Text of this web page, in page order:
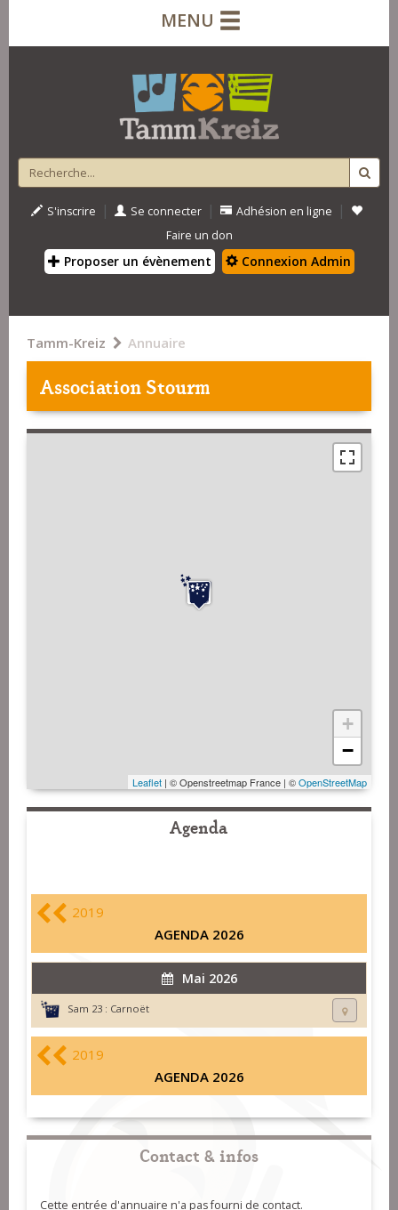
MENU
S'inscrire | Se connecter | Adhésion en ligne |
Faire un don
Proposer un évènement Connexion Admin
Tamm-Kreiz Annuaire
Association Stourm
+
−
Leaflet | © Openstreetmap France | ©OpenStreetMap
Agenda
2019
AGENDA 2026
Mai 2026
Sam 23 : Carnoët
2019
AGENDA 2026
Contact & infos
Cette entrée d'annuaire n'a pas fourni de contact.